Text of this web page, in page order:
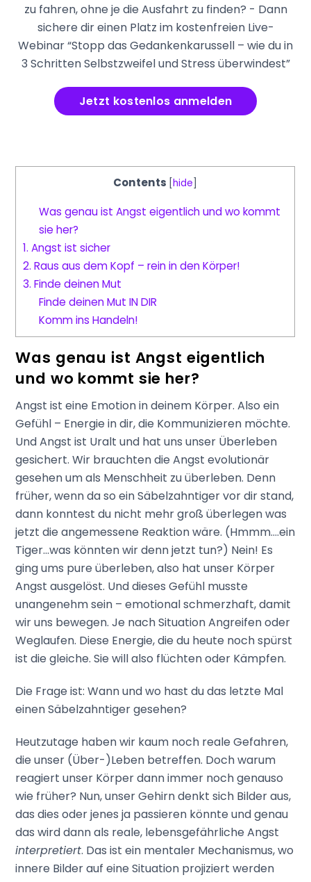
zu fahren, ohne je die Ausfahrt zu finden? - Dann
sichere dir einen Platz im kostenfreien Live-
Webinar “Stopp das Gedankenkarussell – wie du in
3 Schritten Selbstzweifel und Stress überwindest”
Jetzt kostenlos anmelden
Contents [hide
Was genau ist Angst eigentlich und wo kommt
sie her?
1. Angst ist sicher
2. Raus aus dem Kopf – rein in den Körper!
3. Finde deinen Mut
Finde deinen Mut IN DIR
Komm ins Handeln!
Was genau ist Angst eigentlich
und wo kommt sie her?
Angst ist eine Emotion in deinem Körper. Also ein
Gefühl – Energie in dir, die Kommunizieren möchte.
Und Angst ist Uralt und hat uns unser Überleben
gesichert. Wir brauchten die Angst evolutionär
gesehen um als Menschheit zu überleben. Denn
früher, wenn da so ein Säbelzahntiger vor dir stand,
dann konntest du nicht mehr groß überlegen was
jetzt die angemessene Reaktion wäre. (Hmmm….ein
Tiger…was könnten wir denn jetzt tun?) Nein! Es
ging ums pure überleben, also hat unser Körper
Angst ausgelöst. Und dieses Gefühl musste
unangenehm sein – emotional schmerzhaft, damit
wir uns bewegen. Je nach Situation Angreifen oder
Weglaufen. Diese Energie, die du heute noch spürst
ist die gleiche. Sie will also flüchten oder Kämpfen.
Die Frage ist: Wann und wo hast du das letzte Mal
einen Säbelzahntiger gesehen?
Heutzutage haben wir kaum noch reale Gefahren,
die unser (Über-)Leben betreffen. Doch warum
reagiert unser Körper dann immer noch genauso
wie früher? Nun, unser Gehirn denkt sich Bilder aus,
das dies oder jenes ja passieren könnte und genau
das wird dann als reale, lebensgefährliche Angst
interpretiert. Das ist ein mentaler Mechanismus, wo
innere Bilder auf eine Situation projiziert werden